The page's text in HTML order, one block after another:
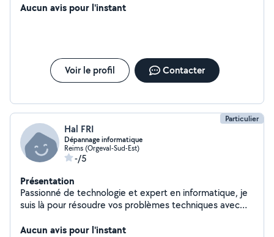
( Déchèterie ) Peinture ( Intérieure, Tapisser, Enduit )
services Diagnostique automobile(Code défaut,
régénération de FAP) )
Aucun avis pour l'instant
Voir le profil Contacter
Particulier
Hal FRI
Dépannage informatique
Reims (Orgeval-Sud-Est)
-/5
Présentation
Passionné de technologie et expert en informatique, je
suis là pour résoudre vos problèmes techniques avec
conseils ou des solutions sur mesure, je suis votre
Aucun avis pour l'instant